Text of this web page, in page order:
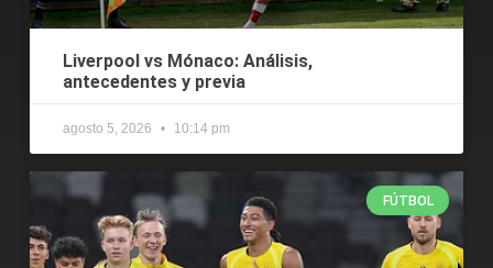
Liverpool vs Mónaco: Análisis,
antecedentes y previa
agosto 5, 2026 10:14 pm
FÚTBOL